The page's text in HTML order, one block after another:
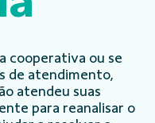
cooperativa ou se
de atendimento,
atendeu suas
para reanalisar o